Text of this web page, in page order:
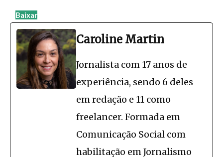
Baixar
Caroline Martin
Jornalista com 17 anos de
experiência, sendo 6 deles
em redação e 11 como
freelancer. Formada em
Comunicação Social com
habilitação em Jornalismo